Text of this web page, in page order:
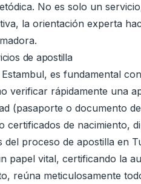
No es solo un
la orientación experta
de apostilla
es fundamental
verificar rápidamente una
(pasaporte o documento
de nacimiento,
proceso de apostilla en
papel vital, certificando la
reúna meticulosamente